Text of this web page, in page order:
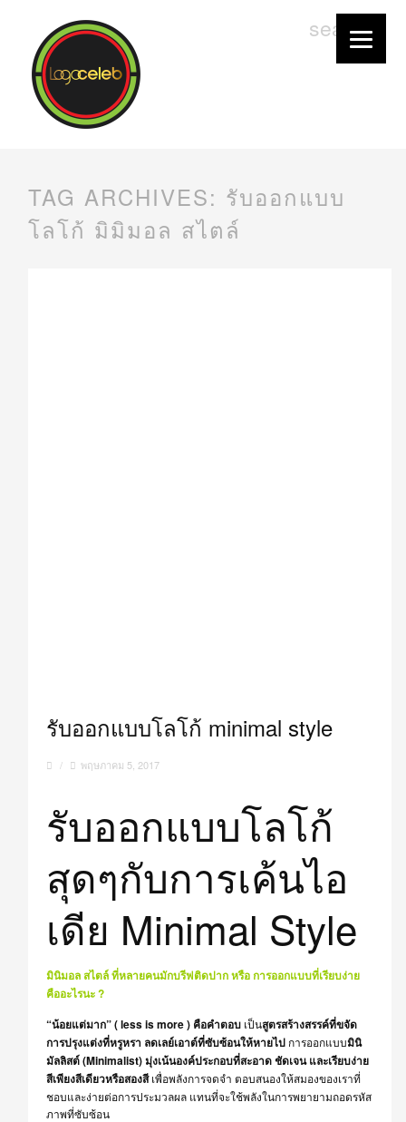
TAG ARCHIVES: รับออกแบบ
โลโก้ มิมิมอล สไตล์
รับออกแบบโลโก้ minimal style
/ พฤษภาคม 5, 2017
รับออกแบบโลโก้
สุดๆกับการเค้นไอ
เดีย Minimal Style
มินิมอล สไตล์ ที่หลายคนมักบรีฟติดปาก หรือ การออกแบบที่เรียบง่าย
คืออะไรนะ ?
“น้อยแต่มาก” ( less is more ) คือคำตอบ เป็นสูตรสร้างสรรค์ที่ขจัด
การปรุงแต่งที่หรูหรา ลดเลย์เอาต์ที่ซับซ้อนให้หายไปการออกแบบมินิ
มัลลิสต์ (Minimalist) มุ่งเน้นองค์ประกอบที่สะอาด ชัดเจน และเรียบง่าย
สีเพียงสีเดียวหรือสองสีเพื่อพลังการจดจำ ตอบสนองให้สมองของเราที่
ชอบและง่ายต่อการประมวลผล แทนที่จะใช้พลังในการพยายามถอดรหัส
ภาพที่ซับซ้อน